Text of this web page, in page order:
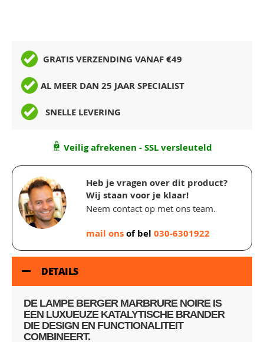
GRATIS VERZENDING VANAF €49
AL MEER DAN 25 JAAR SPECIALIST
SNELLE LEVERING
Veilig afrekenen - SSL versleuteld
Heb je vragen over dit product?
Wij staan voor je klaar!
Neem contact op met ons team.
mail onsof bel 030-6301922
DETAILS
DE LAMPE BERGER MARBRURE NOIREIS
EEN LUXUEUZE KATALYTISCHE BRANDER
DIE DESIGN EN FUNCTIONALITEIT
COMBINEERT.